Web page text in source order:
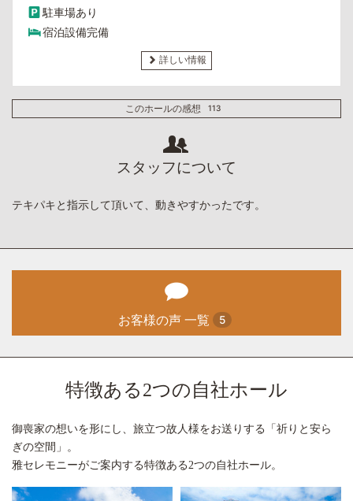
駐車場あり
宿泊設備完備
詳しい情報
このホールの感想 113
スタッフについて
テキパキと指示して頂いて、動きやすかったです。
お客様の声 一覧 5
特徴ある2つの自社ホール
御喪家の想いを形にし、旅立つ故人様をお送りする「祈りと安ら
ぎの空間」。
雅セレモニーがご案内する特徴ある2つの自社ホール。